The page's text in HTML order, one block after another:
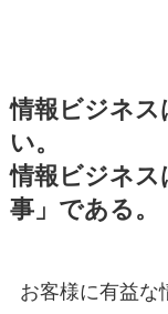
情報ビジネス
い。
情報ビジネス
事」である。
お客様に有益な